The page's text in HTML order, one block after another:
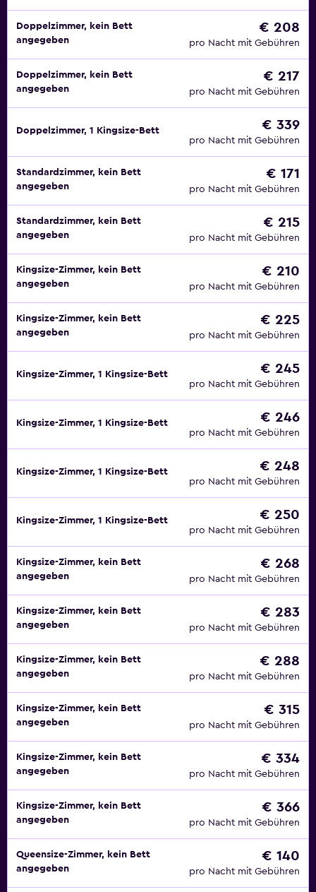
Doppelzimmer, kein Bett
angegeben
€ 208
pro Nacht mit Gebühren
Doppelzimmer, kein Bett
angegeben
€ 217
pro Nacht mit Gebühren
Doppelzimmer, 1 Kingsize-Bett € 339
pro Nacht mit Gebühren
Standardzimmer, kein Bett
angegeben
€ 171
pro Nacht mit Gebühren
Standardzimmer, kein Bett
angegeben
€ 215
pro Nacht mit Gebühren
Kingsize-Zimmer, kein Bett
angegeben
€ 210
pro Nacht mit Gebühren
Kingsize-Zimmer, kein Bett
angegeben
€ 225
pro Nacht mit Gebühren
Kingsize-Zimmer, 1 Kingsize-Bett € 245
pro Nacht mit Gebühren
Kingsize-Zimmer, 1 Kingsize-Bett € 246
pro Nacht mit Gebühren
Kingsize-Zimmer, 1 Kingsize-Bett € 248
pro Nacht mit Gebühren
Kingsize-Zimmer, 1 Kingsize-Bett € 250
pro Nacht mit Gebühren
Kingsize-Zimmer, kein Bett
angegeben
€ 268
pro Nacht mit Gebühren
Kingsize-Zimmer, kein Bett
angegeben
€ 283
pro Nacht mit Gebühren
Kingsize-Zimmer, kein Bett
angegeben
€ 288
pro Nacht mit Gebühren
Kingsize-Zimmer, kein Bett
angegeben
€ 315
pro Nacht mit Gebühren
Kingsize-Zimmer, kein Bett
angegeben
€ 334
pro Nacht mit Gebühren
Kingsize-Zimmer, kein Bett
angegeben
€ 366
pro Nacht mit Gebühren
Queensize-Zimmer, kein Bett
angegeben
€ 140
pro Nacht mit Gebühren